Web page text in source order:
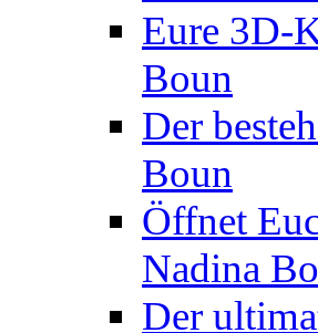
Eure 3D-
Boun
Der
Boun
Öffnet
Nadina
Der